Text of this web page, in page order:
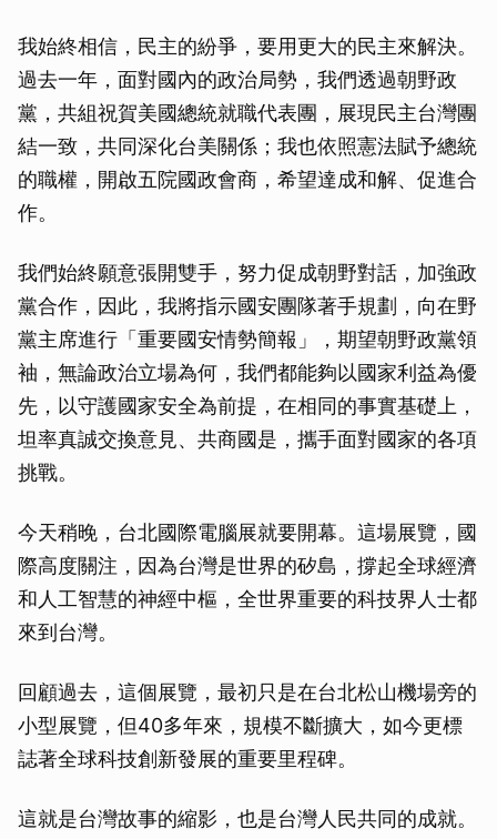
我始終相信，民主的紛爭，要用更大的民主來解決。
過去一年，面對國內的政治局勢，我們透過朝野政
黨，共組祝賀美國總統就職代表團，展現民主台灣團
結一致，共同深化台美關係；我也依照憲法賦予總統
的職權，開啟五院國政會商，希望達成和解、促進合
作。
我們始終願意張開雙手，努力促成朝野對話，加強政
黨合作，因此，我將指示國安團隊著手規劃，向在野
黨主席進行「重要國安情勢簡報」，期望朝野政黨領
袖，無論政治立場為何，我們都能夠以國家利益為優
先，以守護國家安全為前提，在相同的事實基礎上，
坦率真誠交換意見、共商國是，攜手面對國家的各項
挑戰。
今天稍晚，台北國際電腦展就要開幕。這場展覽，國
際高度關注，因為台灣是世界的矽島，撐起全球經濟
和人工智慧的神經中樞，全世界重要的科技界人士都
來到台灣。
回顧過去，這個展覽，最初只是在台北松山機場旁的
小型展覽，但40多年來，規模不斷擴大，如今更標
誌著全球科技創新發展的重要里程碑。
這就是台灣故事的縮影，也是台灣人民共同的成就。